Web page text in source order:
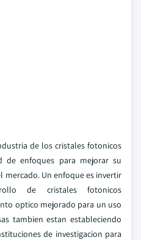
de los cristales fotonicos
de enfoques para mejorar su
mercado. Un enfoque es invertir
de cristales fotonicos
optico mejorado para un uso
tambien estan estableciendo
de investigacion para